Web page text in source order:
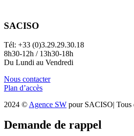
SACISO
Tél: +33 (0)3.29.29.30.18
8h30-12h / 13h30-18h
Du Lundi au Vendredi
Nous contacter
Plan d’accès
2024 © Agence SW pour SACISO| Tous
Demande de rappel